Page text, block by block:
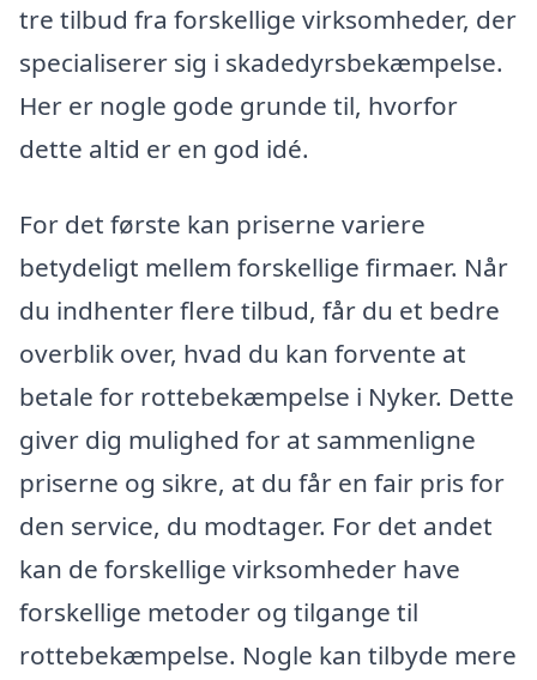
tre tilbud fra forskellige virksomheder, der
specialiserer sig i skadedyrsbekæmpelse.
Her er nogle gode grunde til, hvorfor
dette altid er en god idé.
For det første kan priserne variere
betydeligt mellem forskellige firmaer. Når
du indhenter flere tilbud, får du et bedre
overblik over, hvad du kan forvente at
betale for rottebekæmpelse i Nyker. Dette
giver dig mulighed for at sammenligne
priserne og sikre, at du får en fair pris for
den service, du modtager. For det andet
kan de forskellige virksomheder have
forskellige metoder og tilgange til
rottebekæmpelse. Nogle kan tilbyde mere